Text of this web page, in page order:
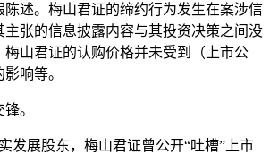
陈述。梅山君证的缔约行为发生在案涉信
主张的信息披露内容与其投资决策之间没
梅山君证的认购价格并未受到（上市公
响等。
。
发展股东，梅山君证曾公开“吐槽”上市